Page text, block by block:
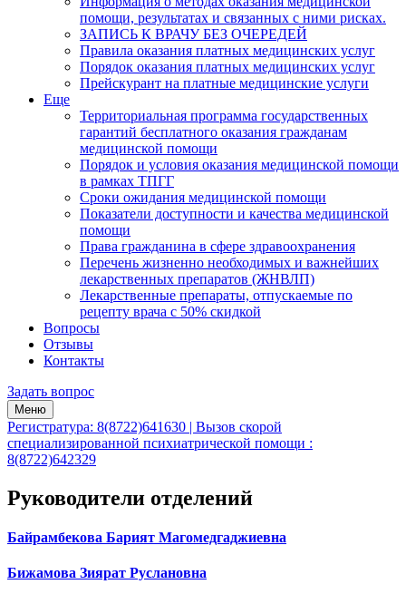
помощи, результатах и связанных с ними рисках.
ЗАПИСЬ К ВРАЧУ БЕЗ ОЧЕРЕДЕЙ
Правила оказания платных медицинских услуг
Порядок оказания платных медицинских услуг
Прейскурант на платные медицинские услуги
Еще
Территориальная программа государственных
гарантий бесплатного оказания гражданам
медицинской помощи
Порядок и условия оказания медицинской помощи
в рамках ТПГГ
Сроки ожидания медицинской помощи
Показатели доступности и качества медицинской
помощи
Права гражданина в сфере здравоохранения
Перечень жизненно необходимых и важнейших
лекарственных препаратов (ЖНВЛП)
Лекарственные препараты, отпускаемые по
рецепту врача с 50% скидкой
Вопросы
Отзывы
Контакты
Задать вопрос
Меню
Регистратура: 8(8722)641630 | Вызов скорой
специализированной психиатрической помощи :
8(8722)642329
Руководители отделений
Байрамбекова Барият Магомедгаджиевна
Бижамова Зиярат Руслановна